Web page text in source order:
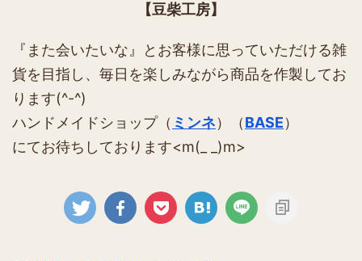
【豆柴工房】
『また会いたいな』とお客様に思っていただける雑
貨を目指し、毎日を楽しみながら商品を作製してお
ります(^-^)
ハンドメイドショップ（ ミンネ）（BASE）
にてお待ちしております<m(_ _)m>